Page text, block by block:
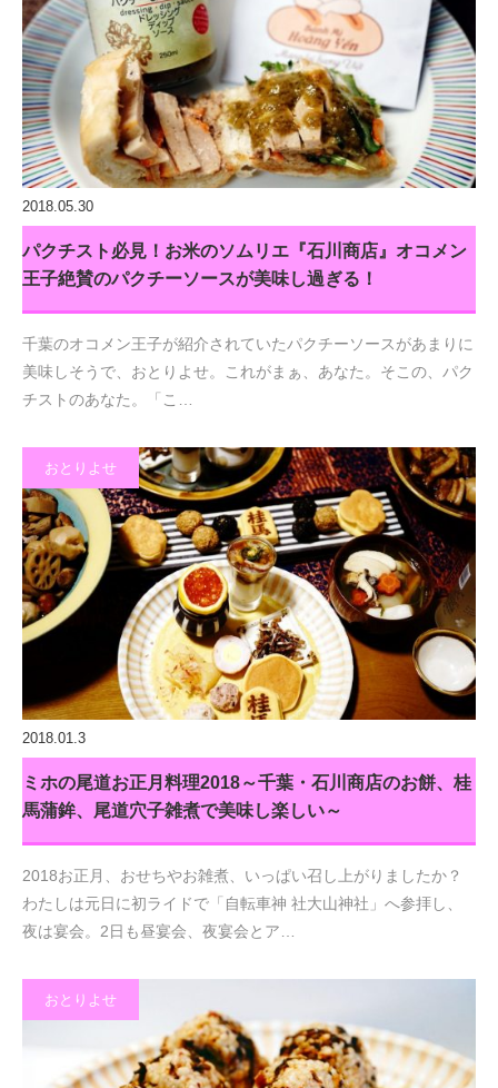
2018.05.30
パクチスト必見！お米のソムリエ『石川商店』オコメン
王子絶賛のパクチーソースが美味し過ぎる！
千葉のオコメン王子が紹介されていたパクチーソースがあまりに
美味しそうで、おとりよせ。これがまぁ、あなた。そこの、パク
チストのあなた。「こ…
おとりよせ
2018.01.3
ミホの尾道お正月料理2018～千葉・石川商店のお餅、桂
馬蒲鉾、尾道穴子雑煮で美味し楽しい～
2018お正月、おせちやお雑煮、いっぱい召し上がりましたか？
わたしは元日に初ライドで「自転車神 社大山神社」へ参拝し、
夜は宴会。2日も昼宴会、夜宴会とア…
おとりよせ